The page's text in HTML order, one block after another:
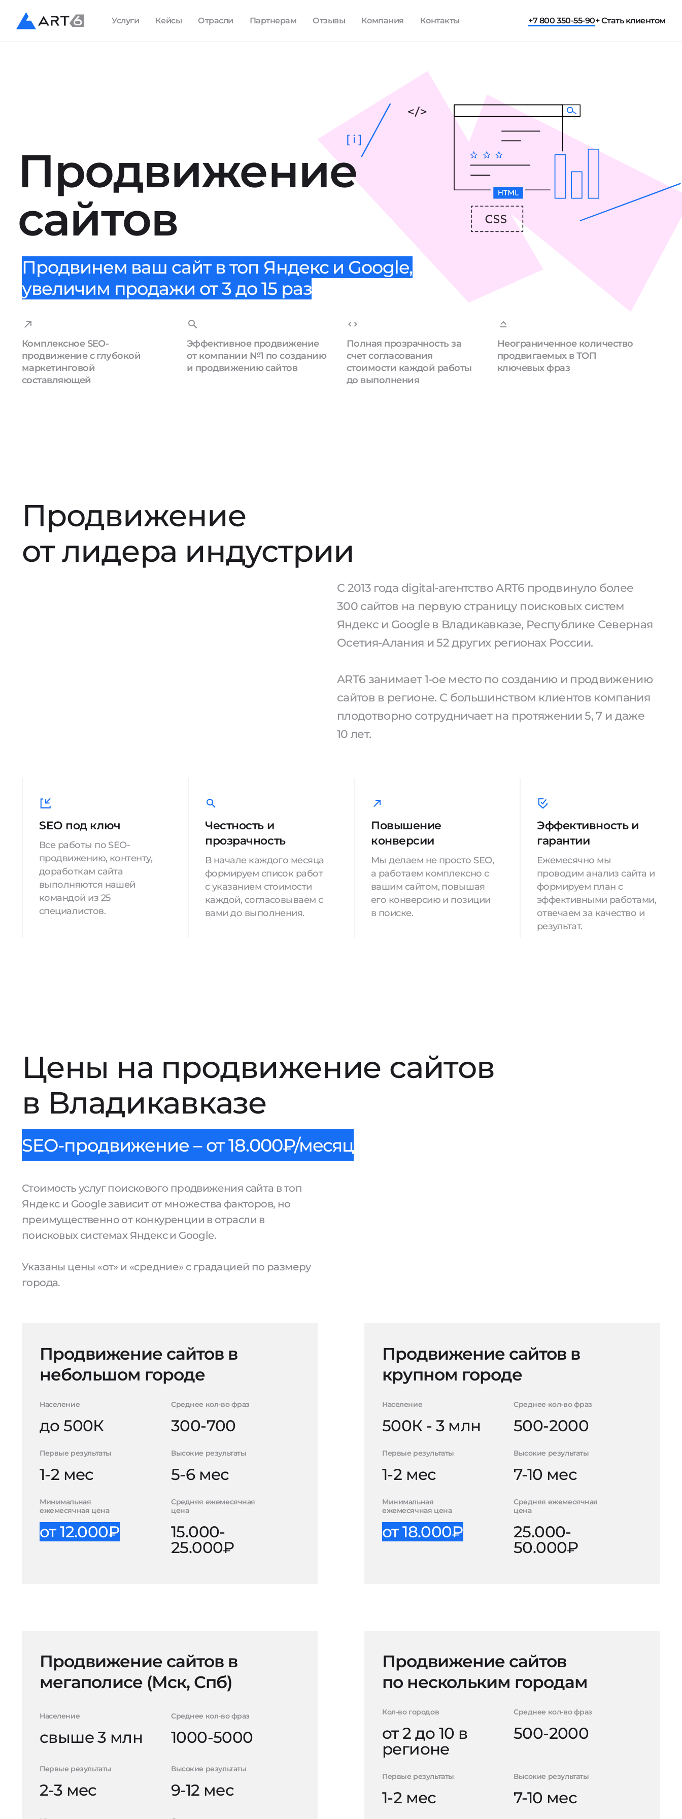
Услуги Кейсы Отрасли Партнерам Отзывы Компания Контакты +7 800 350-55-90+ Стать клиентом
Продвижение
сайтов
[ i ]
Продвинем ваш сайт в топ Яндекс и Google,
увеличим продажи от 3 до 15 раз
Комплексное SEO-
продвижение с глубокой
маркетинговой
составляющей
Эффективное продвижение
от компании №1 по созданию
и продвижению сайтов
Полная прозрачность за
счет согласования
стоимости каждой работы
до выполнения
Неограниченное количество
продвигаемых в ТОП
ключевых фраз
Продвижение
от лидера индустрии
С 2013 года digital-агентство ART6 продвинуло более
300 сайтов на первую страницу поисковых систем
Яндекс и Google в Владикавказе, Республике Северная
Осетия-Алания и 52 других регионах России.
ART6 занимает 1-ое место по созданию и продвижению
сайтов в регионе. С большинством клиентов компания
плодотворно сотрудничает на протяжении 5, 7 и даже
10 лет.
SEO под ключ
Все работы по SEO-
продвижению, контенту,
доработкам сайта
выполняются нашей
командой из 25
специалистов.
Честность и
прозрачность
В начале каждого месяца
формируем список работ
с указанием стоимости
каждой, согласовываем с
вами до выполнения.
Повышение
конверсии
Мы делаем не просто SEO,
а работаем комплексно с
вашим сайтом, повышая
его конверсию и позиции
в поиске.
Эффективность и
гарантии
Ежемесячно мы
проводим анализ сайта и
формируем план с
эффективными работами,
отвечаем за качество и
результат.
Цены на продвижение сайтов
в Владикавказе
SEO-продвижение – от 18.000₽/месяц
Стоимость услуг поискового продвижения сайта в топ
Яндекс и Google зависит от множества факторов, но
преимущественно от конкуренции в отрасли в
поисковых системах Яндекс и Google.
Указаны цены «от» и «средние» с градацией по размеру
города.
Продвижение сайтов в
небольшом городе
Население
до 500К
Среднее кол-во фраз
300-700
Первые результаты
1-2 мес
Высокие результаты
5-6 мес
Минимальная
ежемесячная цена
от 12.000₽
Средняя ежемесячная
цена
15.000-
25.000₽
Продвижение сайтов в
крупном городе
Население
500К - 3 млн
Среднее кол-во фраз
500-2000
Первые результаты
1-2 мес
Высокие результаты
7-10 мес
Минимальная
ежемесячная цена
от 18.000₽
Средняя ежемесячная
цена
25.000-
50.000₽
Продвижение сайтов в
мегаполисе (Мск, Спб)
Население
свыше 3 млн
Среднее кол-во фраз
1000-5000
Первые результаты
2-3 мес
Высокие результаты
9-12 мес
Продвижение сайтов
по нескольким городам
Кол-во городов
от 2 до 10 в
регионе
Среднее кол-во фраз
500-2000
Первые результаты
1-2 мес
Высокие результаты
7-10 мес